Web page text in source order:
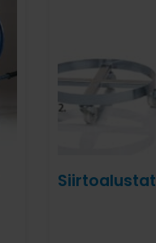
Siirtoalustat